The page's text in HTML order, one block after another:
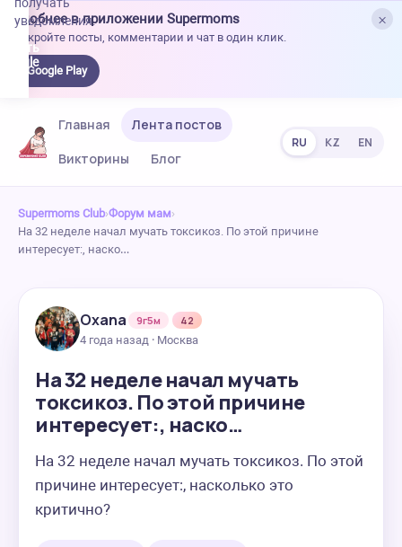
×
Удобнее в приложении Supermoms
Откройте посты, комментарии и чат в один клик.
Google Play
уведомления.
Главная
Лента постов
Викторины
Блог
RU KZ EN
Supermoms Club›Форум мам›
На 32 неделе начал мучать токсикоз. По этой причине
интересует:, наско…
Oxana 9г5м
42
4 года назад · Москва
На 32 неделе начал мучать
токсикоз. По этой причине
интересует:, наско…
На 32 неделе начал мучать токсикоз. По этой
причине интересует:, насколько это
критично?